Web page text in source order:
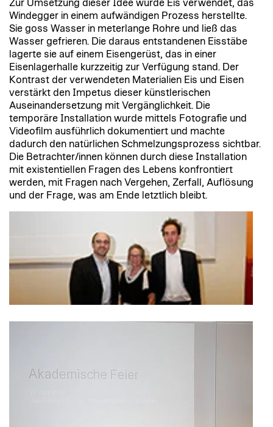
Zur Umsetzung dieser Idee wurde Eis verwendet, das
Windegger in einem aufwändigen Prozess herstellte.
Sie goss Wasser in meterlange Rohre und ließ das
Wasser gefrieren. Die daraus entstandenen Eisstäbe
lagerte sie auf einem Eisengerüst, das in einer
Eisenlagerhalle kurzzeitig zur Verfügung stand. Der
Kontrast der verwendeten Materialien Eis und Eisen
verstärkt den Impetus dieser künstlerischen
Auseinandersetzung mit Vergänglichkeit. Die
temporäre Installation wurde mittels Fotografie und
Videofilm ausführlich dokumentiert und machte
dadurch den natürlichen Schmelzungsprozess sichtbar.
Die Betrachter/innen können durch diese Installation
mit existentiellen Fragen des Lebens konfrontiert
werden, mit Fragen nach Vergehen, Zerfall, Auflösung
und der Frage, was am Ende letztlich bleibt.